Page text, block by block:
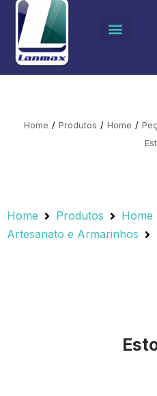
para
conteúdo
Home / Produtos / Home /
Home Produtos Home
Artesanato e Armarinhos